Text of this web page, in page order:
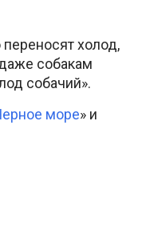
холод,
собакам
собачий».
море» и